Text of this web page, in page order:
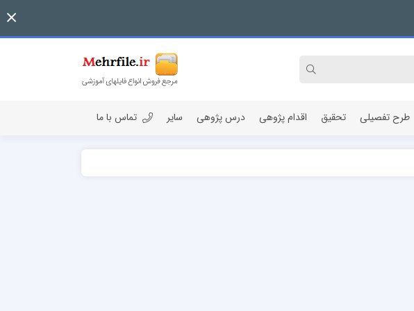
طرح تفصیلی تحقیق اقدام پژوهی درس پژوهی سایر تماس با ما